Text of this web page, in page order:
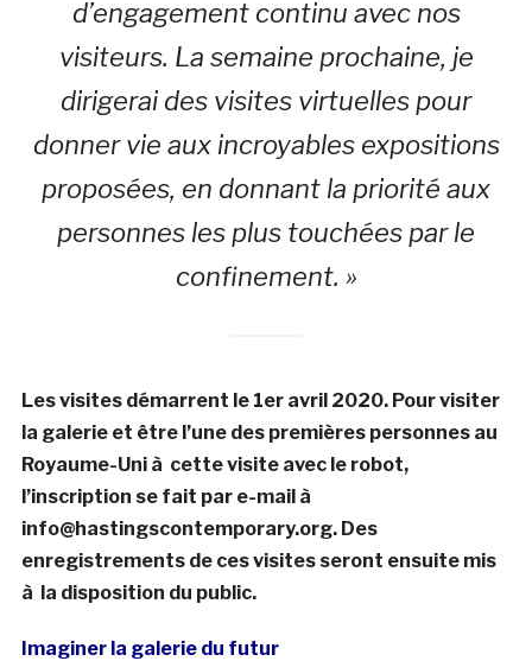
d’engagement continu avec nos
visiteurs. La semaine prochaine, je
dirigerai des visites virtuelles pour
donner vie aux incroyables expositions
proposées, en donnant la priorité aux
personnes les plus touchées par le
confinement. »
Les visites démarrent le 1er avril 2020. Pour visiter
la galerie et être l’une des premières personnes au
Royaume-Uni à cette visite avec le robot,
l’inscription se fait par e-mail à
info@hastingscontemporary.org. Des
enregistrements de ces visites seront ensuite mis
à la disposition du public.
Imaginer la galerie du futur